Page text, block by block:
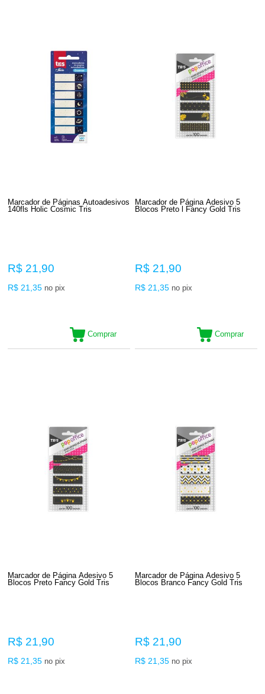
Marcador de Páginas Autoadesivos
140fls Holic Cosmic Tris
R$ 21,90
R$ 21,35 no pix
Comprar
Marcador de Página Adesivo 5
Blocos Preto l Fancy Gold Tris
R$ 21,90
R$ 21,35 no pix
Comprar
Marcador de Página Adesivo 5
Blocos Preto Fancy Gold Tris
R$ 21,90
R$ 21,35 no pix
Marcador de Página Adesivo 5
Blocos Branco Fancy Gold Tris
R$ 21,90
R$ 21,35 no pix